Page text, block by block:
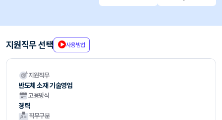
지원직무 선택 사용방법
지원직무
반도체 소재 기술영업
고용방식
경력
직무구분